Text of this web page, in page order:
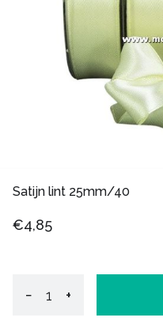
Satijn lint 25mm/40
€4,85
− +